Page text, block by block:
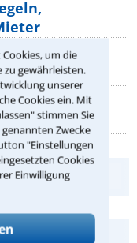
um die
gewährleisten.
unserer
Cookies ein. Mit
stimmen Sie
Zwecke
"Einstellungen
Cookies
Einwilligung
Urlaub,
Pferdes